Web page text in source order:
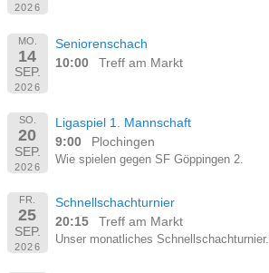
2026
MO.
14
SEP.
2026
Seniorenschach
10:00
Treff am Markt
SO.
20
SEP.
2026
Ligaspiel 1. Mannschaft
9:00
Plochingen
Wie spielen gegen SF Göppingen 2.
FR.
25
SEP.
2026
Schnellschachturnier
20:15
Treff am Markt
Unser monatliches Schnellschachturnier.